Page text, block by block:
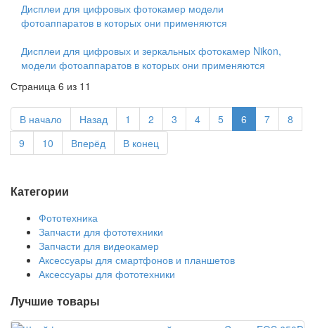
Дисплеи для цифровых фотокамер модели
фотоаппаратов в которых они применяются
Дисплеи для цифровых и зеркальных фотокамер Nikon,
модели фотоаппаратов в которых они применяются
Страница 6 из 11
В начало Назад 1 2 3 4 5 6 7
8
9
10 Вперёд В конец
Категории
Фототехника
Запчасти для фототехники
Запчасти для видеокамер
Аксессуары для смартфонов и планшетов
Аксессуары для фототехники
Лучшие товары